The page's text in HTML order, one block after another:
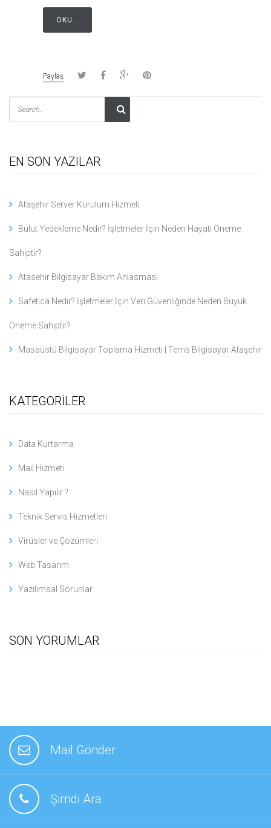
OKU…
Paylaş
EN SON YAZILAR
Ataşehir Server Kurulum Hizmeti
Bulut Yedekleme Nedir? İşletmeler İçin Neden Hayati Öneme
Sahiptir?
Atasehir Bilgisayar Bakım Anlasmasi
Safetica Nedir? İşletmeler İçin Veri Güvenliğinde Neden Büyük
Öneme Sahiptir?
Masaüstü Bilgisayar Toplama Hizmeti | Tems Bilgisayar Ataşehir
KATEGORİLER
Data Kurtarma
Mail Hizmeti
Nasıl Yapılır ?
Teknik Servis Hizmetleri
Virüsler ve Çözümleri
Web Tasarım
Yazılımsal Sorunlar
SON YORUMLAR
Mail Gönder
Şimdi Ara